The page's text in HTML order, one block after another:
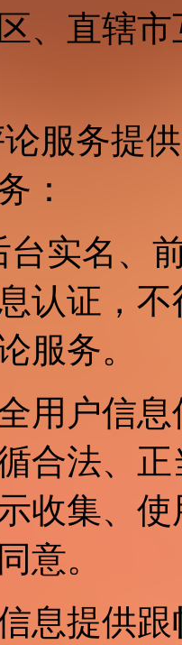
、直辖
服务提
：
台实名、
认证，
服务。
用户信
合法、
收集、
意。
息提供